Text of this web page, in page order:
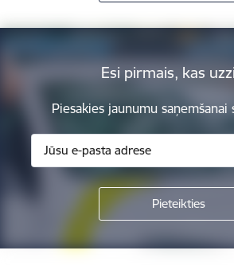
Esi pirmais, kas
Piesakies jaunumu saņemšanai